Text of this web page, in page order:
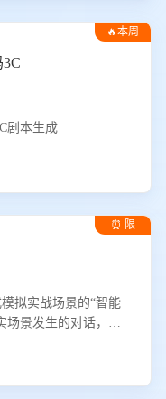
🔥本周
剧本生成
⏰ 限
拟实战场景的“智能
场景发生的对话，企